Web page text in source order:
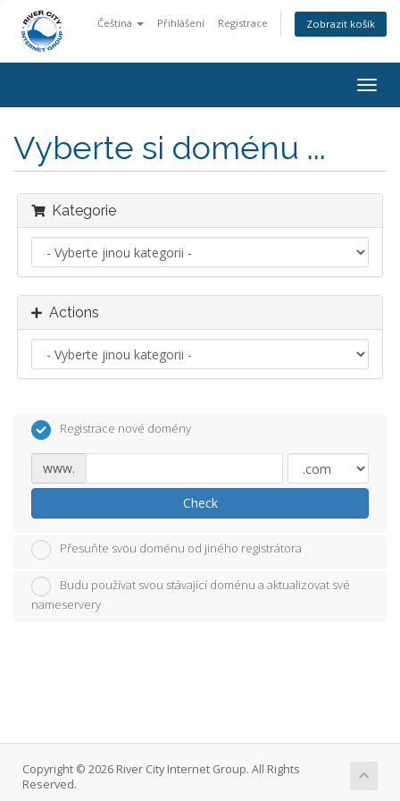
Čeština Přihlášení Registrace Zobrazit košík
Vyberte si doménu ...
Kategorie
Actions
Registrace nové domény
www.
Check
Přesuňte svou doménu od jiného registrátora
Budu používat svou stávající doménu a aktualizovat své
nameservery
Copyright © 2026 River City Internet Group. All Rights
Reserved.